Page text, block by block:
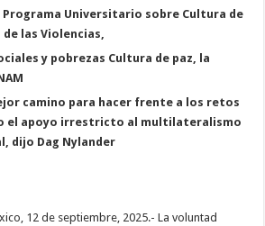
Programa Universitario sobre Cultura de
de las Violencias,
y pobrezas Cultura de paz, la
camino para hacer frente a los retos
el apoyo irrestricto al multilateralismo
dijo Dag Nylander
12 de septiembre, 2025.- La voluntad